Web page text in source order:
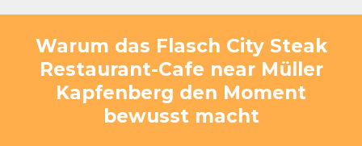
Warum das Flasch City Steak
Restaurant-Cafe near Müller
Kapfenberg den Moment
bewusst macht